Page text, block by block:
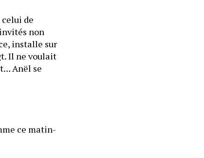
de
non
installe sur
Il ne voulait
Anël se
ce matin-